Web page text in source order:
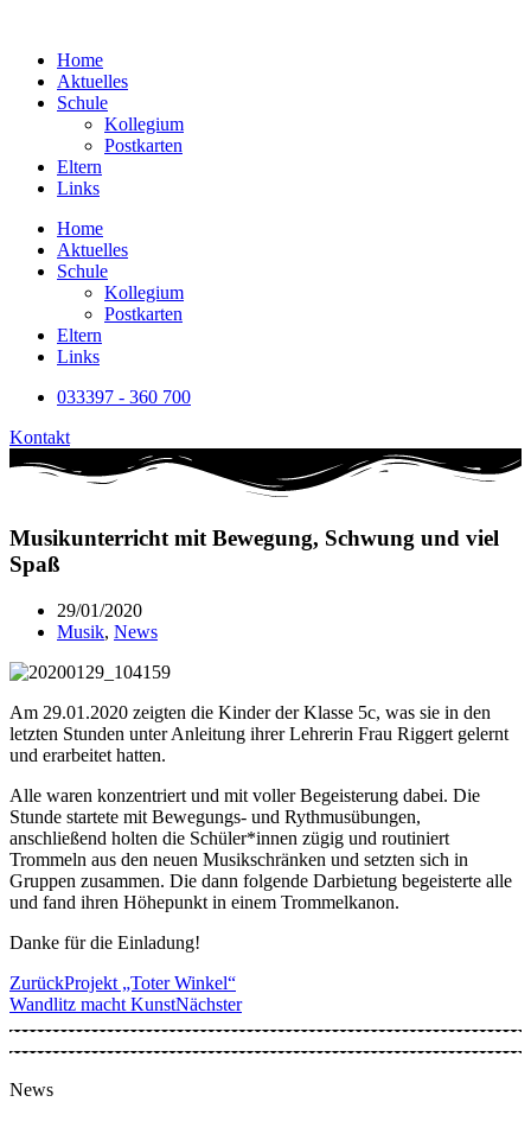
Home
Aktuelles
Schule
Kollegium
Postkarten
Eltern
Links
Home
Aktuelles
Schule
Kollegium
Postkarten
Eltern
Links
033397 - 360 700
Kontakt
Musikunterricht mit Bewegung, Schwung und viel
Spaß
29/01/2020
Musik, News
Am 29.01.2020 zeigten die Kinder der Klasse 5c, was sie in den
letzten Stunden unter Anleitung ihrer Lehrerin Frau Riggert gelernt
und erarbeitet hatten.
Alle waren konzentriert und mit voller Begeisterung dabei. Die
Stunde startete mit Bewegungs- und Rythmusübungen,
anschließend holten die Schüler*innen zügig und routiniert
Trommeln aus den neuen Musikschränken und setzten sich in
Gruppen zusammen. Die dann folgende Darbietung begeisterte alle
und fand ihren Höhepunkt in einem Trommelkanon.
Danke für die Einladung!
ZurückProjekt „Toter Winkel“
Wandlitz macht KunstNächster
News